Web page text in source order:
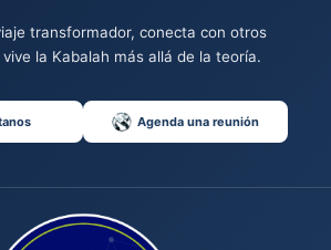
transformador, conecta con otros
la Kabalah más allá de la teoría.
Agenda una reunión